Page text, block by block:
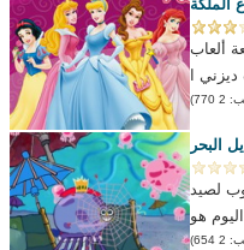
الملكة
ألعاب
البحر
لصيد